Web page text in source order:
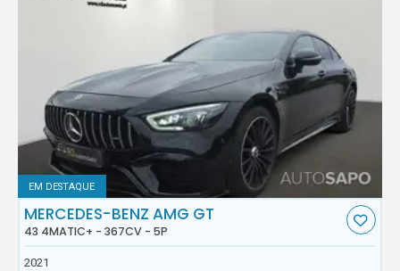
EM DESTAQUE
MERCEDES-BENZ AMG GT
43 4MATIC+ - 367CV - 5P
2021